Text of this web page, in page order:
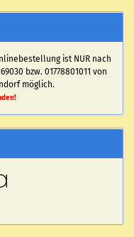
ist NUR nach
bzw. 01778801011 von
möglich.